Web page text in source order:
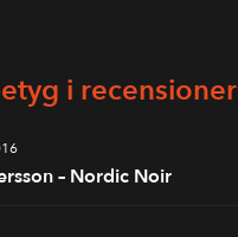
i recensioner
– Nordic Noir